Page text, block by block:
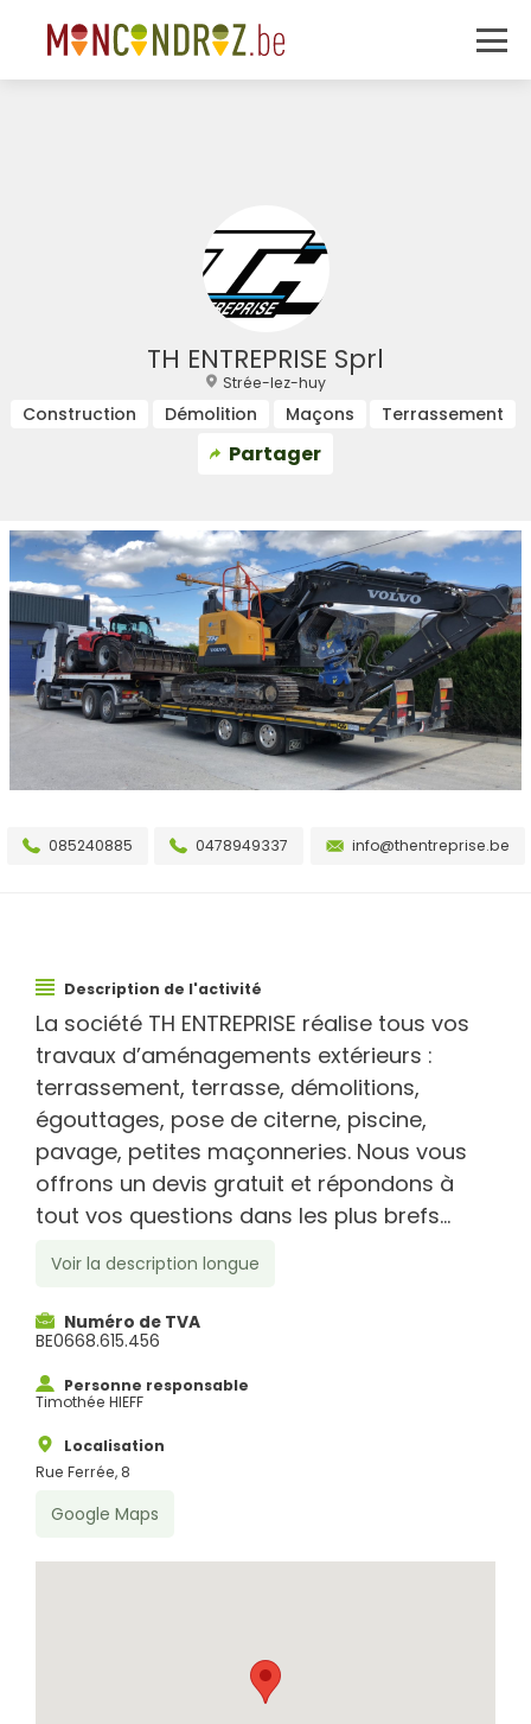
TH ENTREPRISE Sprl
Strée-lez-huy
Construction Démolition Maçons Terrassement
Partager
085240885 0478949337 info@thentreprise.be
Description de l'activité
La société TH ENTREPRISE réalise tous vos
travaux d’aménagements extérieurs :
terrassement, terrasse, démolitions,
égouttages, pose de citerne, piscine,
pavage, petites maçonneries. Nous vous
offrons un devis gratuit et répondons à
tout vos questions dans les plus brefs...
Voir la description longue
Numéro de TVA
BE0668.615.456
Personne responsable
Timothée HIEFF
Localisation
Rue Ferrée, 8
Google Maps